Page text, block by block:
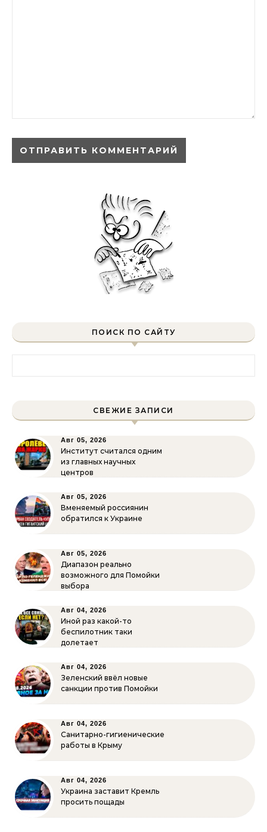
ПОИСК ПО САЙТУ
СВЕЖИЕ ЗАПИСИ
Авг 05, 2026
Институт считался одним
из главных научных
центров
Авг 05, 2026
Вменяемый россиянин
обратился к Украине
Авг 05, 2026
Диапазон реально
возможного для Помойки
выбора
Авг 04, 2026
Иной раз какой-то
беспилотник таки
долетает
Авг 04, 2026
Зеленский ввёл новые
санкции против Помойки
Авг 04, 2026
Санитарно-гигиенические
работы в Крыму
Авг 04, 2026
Украина заставит Кремль
просить пощады